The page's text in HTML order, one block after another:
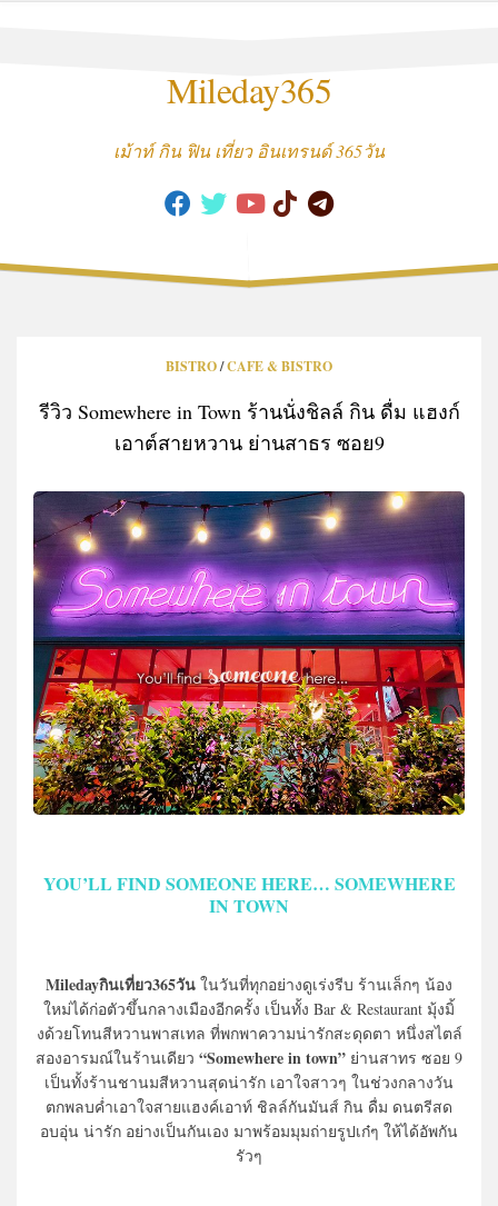
Mileday365
เม้าท์ กิน ฟิน เที่ยว อินเทรนด์ 365วัน
BISTRO/CAFE & BISTRO
รีวิว Somewhere in Town ร้านนั่งชิลล์ กิน ดื่ม แฮงก์
เอาต์สายหวาน ย่านสาธร ซอย9
YOU’LL FIND SOMEONE HERE… SOMEWHERE
IN TOWN
Miledayกินเที่ยว365วัน ในวันที่ทุกอย่างดูเร่งรีบ ร้านเล็กๆ น้อง
ใหม่ได้ก่อตัวขึ้นกลางเมืองอีกครั้ง เป็นทั้ง Bar & Restaurant มุ้งมิ้
งด้วยโทนสีหวานพาสเทล ที่พกพาความน่ารักสะดุดตา หนึ่งสไตล์
สองอารมณ์ในร้านเดียว “Somewhere in town” ย่านสาทร ซอย 9
เป็นทั้งร้านชานมสีหวานสุดน่ารัก เอาใจสาวๆ ในช่วงกลางวัน
ตกพลบค่ำเอาใจสายแฮงค์เอาท์ ชิลล์กันมันส์ กิน ดื่ม ดนตรีสด
อบอุ่น น่ารัก อย่างเป็นกันเอง มาพร้อมมุมถ่ายรูปเก๋ๆ ให้ได้อัพกัน
รัวๆ